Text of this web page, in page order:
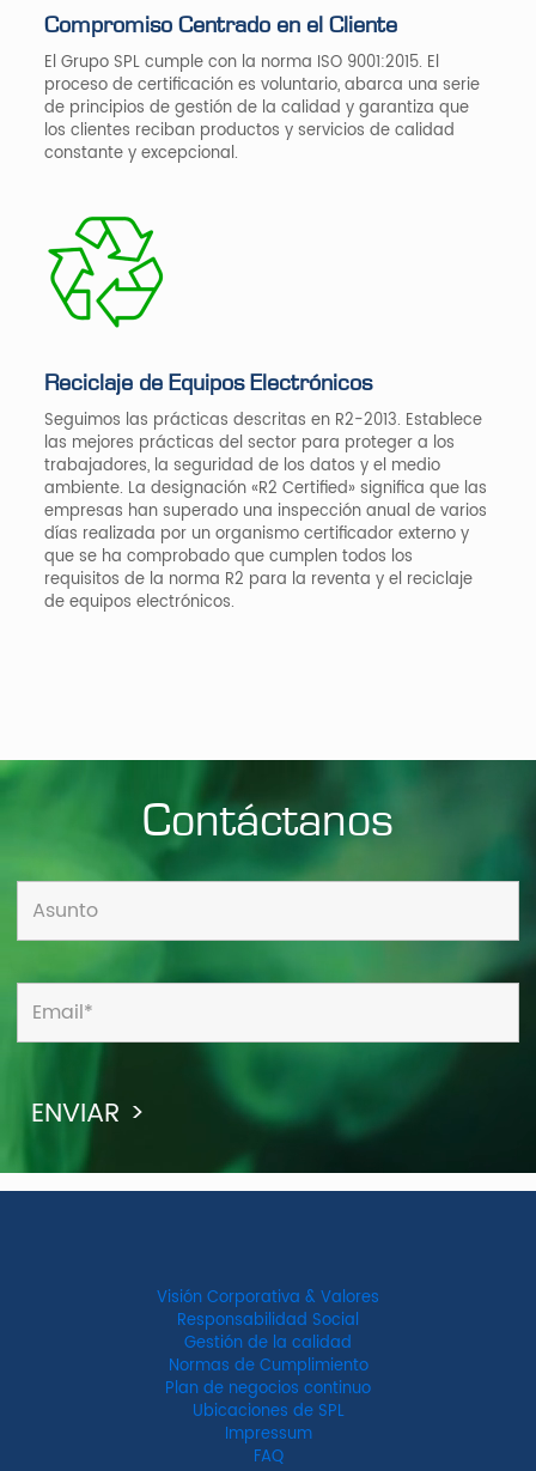
Compromiso Centrado en el Cliente
El Grupo SPL cumple con la norma ISO 9001:2015. El
proceso de certificación es voluntario, abarca una serie
de principios de gestión de la calidad y garantiza que
los clientes reciban productos y servicios de calidad
constante y excepcional.
Reciclaje de Equipos Electrónicos
Seguimos las prácticas descritas en R2-2013. Establece
las mejores prácticas del sector para proteger a los
trabajadores, la seguridad de los datos y el medio
ambiente. La designación «R2 Certified» significa que las
empresas han superado una inspección anual de varios
días realizada por un organismo certificador externo y
que se ha comprobado que cumplen todos los
requisitos de la norma R2 para la reventa y el reciclaje
de equipos electrónicos.
Contáctanos
Visión Corporativa & Valores
Responsabilidad Social
Gestión de la calidad
Normas de Cumplimiento
Plan de negocios continuo
Ubicaciones de SPL
Impressum
FAQ